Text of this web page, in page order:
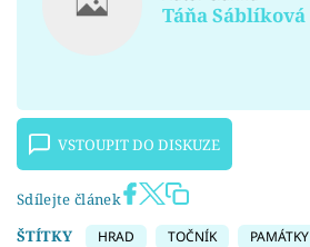
Táňa Sáblíková
VSTOUPIT DO DISKUZE
Sdílejte článek
ŠTÍTKY
HRAD TOČNÍK PAMÁTKY